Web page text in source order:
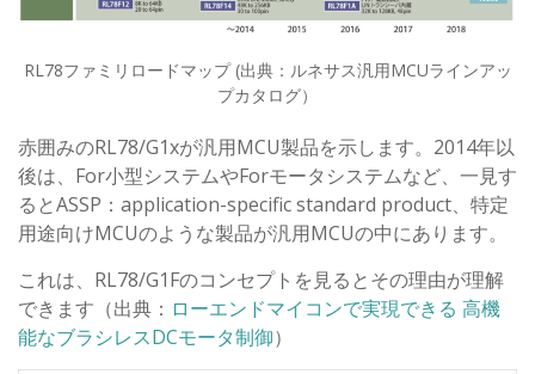
RL78ファミリロードマップ (出典：ルネサス汎用MCUラインアッ
プカタログ）
赤囲みのRL78/G1xが汎用MCU製品を示します。2014年以
後は、For小型システムやForモータシステムなど、一見す
るとASSP：application-specific standard product、特定
用途向けMCUのような製品が汎用MCUの中にあります。
これは、RL78/G1Fのコンセプトを見るとその理由が理解
できます（出典： ローエンドマイコンで実現できる 高機
能なブラシレスDCモータ制御）